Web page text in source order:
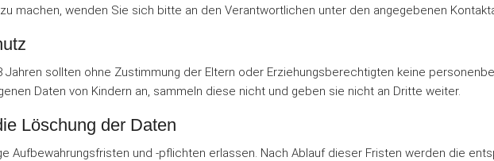
machen, wenden Sie sich bitte an den Verantwortlichen unter den angegebenen
Jahren sollten ohne Zustimmung der Eltern oder Erziehungsberechtigten keine
Daten von Kindern an, sammeln diese nicht und geben sie nicht an Dritte weiter.
Löschung der Daten
Aufbewahrungsfristen und -pflichten erlassen. Nach Ablauf dieser Fristen werden die